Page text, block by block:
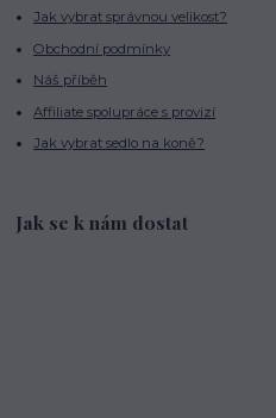
Jak vybrat správnou velikost?
Obchodní podmínky
Náš příběh
Affiliate spolupráce s provizí
Jak vybrat sedlo na koně?
Jak se k nám dostat